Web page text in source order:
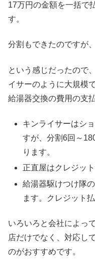
17万円の金額を一括で
す。
分割もできたのですが
という感じだったので
イサーのように大規模
給湯器交換の費用の支
キンライサーはシ
すが、分割6回～
ります。
正直屋はクレジッ
給湯器駆けつけ隊
ます。クレジット
いろいろと会社によっ
店だけでなく、対応し
のがおすすめです。